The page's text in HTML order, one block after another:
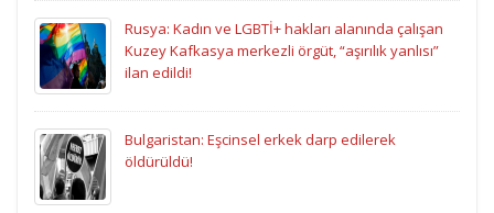
Rusya: Kadın ve LGBTİ+ hakları alanında çalışan
Kuzey Kafkasya merkezli örgüt, “aşırılık yanlısı”
ilan edildi!
Bulgaristan: Eşcinsel erkek darp edilerek
öldürüldü!